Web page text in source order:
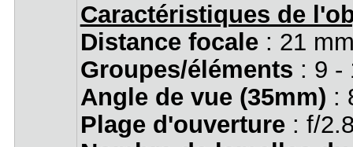
Caractéristiques de
Distance focale: 21
Groupes/éléments : 9 -
Angle de vue (35mm) :
Plage d'ouverture: f/